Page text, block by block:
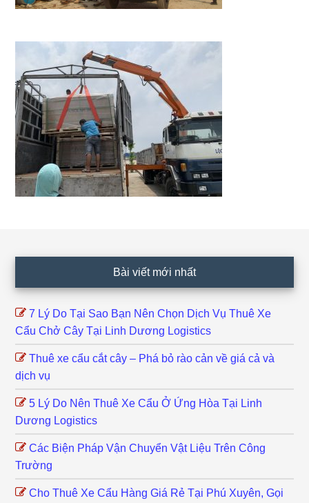
Bài viết mới nhất
7 Lý Do Tại Sao Bạn Nên Chọn Dịch Vụ Thuê Xe
Cẩu Chở Cây Tại Linh Dương Logistics
Thuê xe cẩu cắt cây – Phá bỏ rào cản về giá cả và
dịch vụ
5 Lý Do Nên Thuê Xe Cẩu Ở Ứng Hòa Tại Linh
Dương Logistics
Các Biện Pháp Vận Chuyển Vật Liệu Trên Công
Trường
Cho Thuê Xe Cẩu Hàng Giá Rẻ Tại Phú Xuyên, Gọi